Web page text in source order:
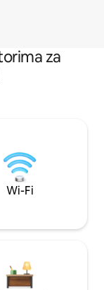
za
Wi-Fi